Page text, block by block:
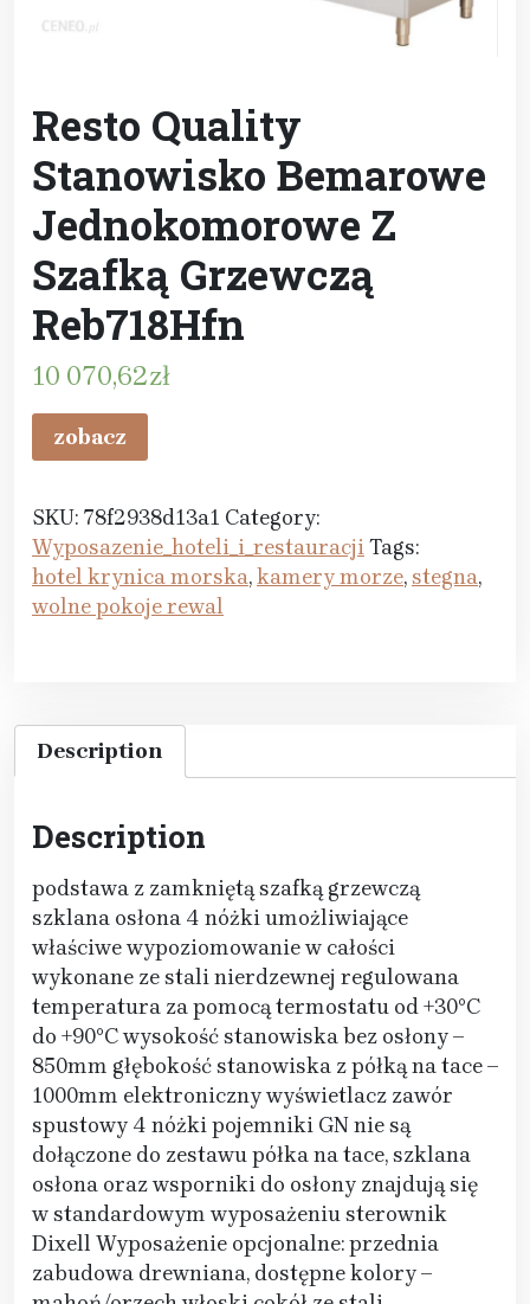
Resto Quality
Stanowisko Bemarowe
Jednokomorowe Z
Szafką Grzewczą
Reb718Hfn
10 070,62zł
zobacz
SKU: 78f2938d13a1 Category:
Wyposazenie_hoteli_i_restauracjiTags:
hotel krynica morska,kamery morze,stegna,
wolne pokoje rewal
Description
Description
podstawa z zamkniętą szafką grzewczą
szklana osłona 4 nóżki umożliwiające
właściwe wypoziomowanie w całości
wykonane ze stali nierdzewnej regulowana
temperatura za pomocą termostatu od +30°C
do +90°C wysokość stanowiska bez osłony –
850mm głębokość stanowiska z półką na tace –
1000mm elektroniczny wyświetlacz zawór
spustowy 4 nóżki pojemniki GN nie są
dołączone do zestawu półka na tace, szklana
osłona oraz wsporniki do osłony znajdują się
w standardowym wyposażeniu sterownik
Dixell Wyposażenie opcjonalne: przednia
zabudowa drewniana, dostępne kolory –